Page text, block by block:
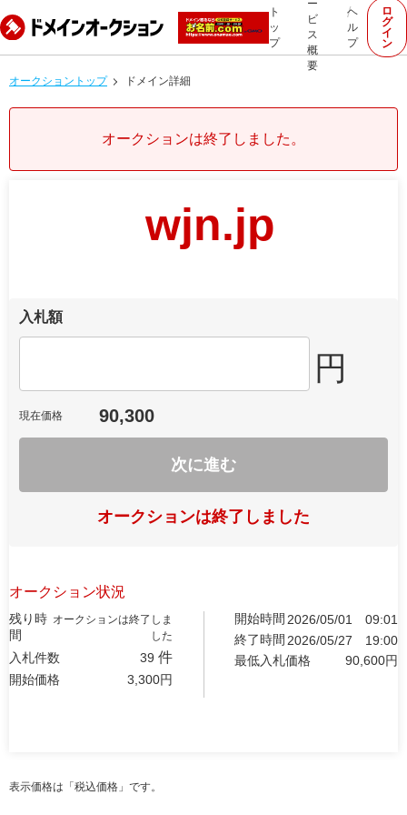
ト
ッ
プ
ー
ビ
ス
概
要
ヘ
ル
プ
ロ
グ
イ
ン
オークショントップ ドメイン詳細
オークションは終了しました。
wjn.jp
入札額
円
現在価格 90,300
次に進む
オークションは終了しました
オークション状況
残り時
間
オークションは終了しま
した
入札件数 39 件
開始価格 3,300円
開始時間 2026/05/01
09:01
終了時間 2026/05/27
19:00
最低入札価格
90,600円
表示価格は「税込価格」です。